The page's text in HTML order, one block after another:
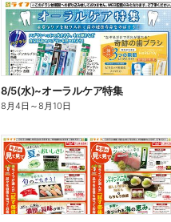
8/5(水)~オーラルケア特集
8月4日 ～8月10日